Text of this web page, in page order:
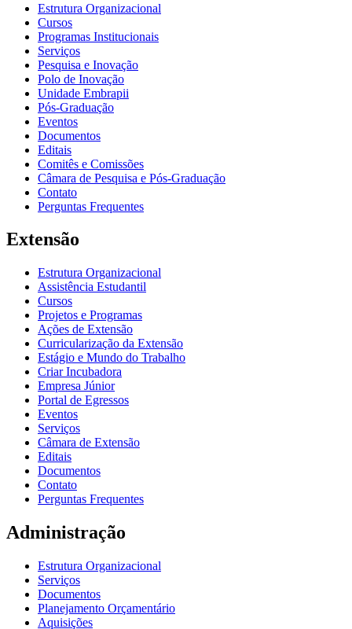
Estrutura Organizacional
Cursos
Programas Institucionais
Serviços
Pesquisa e Inovação
Polo de Inovação
Unidade Embrapii
Pós-Graduação
Eventos
Documentos
Editais
Comitês e Comissões
Câmara de Pesquisa e Pós-Graduação
Contato
Perguntas Frequentes
Extensão
Estrutura Organizacional
Assistência Estudantil
Cursos
Projetos e Programas
Ações de Extensão
Curricularização da Extensão
Estágio e Mundo do Trabalho
Criar Incubadora
Empresa Júnior
Portal de Egressos
Eventos
Serviços
Câmara de Extensão
Editais
Documentos
Contato
Perguntas Frequentes
Administração
Estrutura Organizacional
Serviços
Documentos
Planejamento Orçamentário
Aquisições